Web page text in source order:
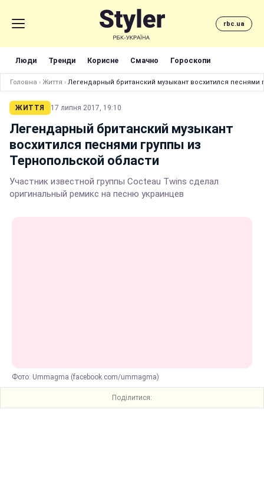
rbc.ua
Люди Тренди Корисне Смачно Гороскопи
Головна › Життя › Легендарный британский музыкант восхитился песнями
ЖИТТЯ 17 липня 2017, 19:10
Легендарный британский музыкант
восхитился песнями группы из
Тернопольской области
Участник известной группы Cocteau Twins сделал
оригинальный ремикс на песню украинцев
Фото: Ummagma (facebook.com/ummagma)
Поділитися: